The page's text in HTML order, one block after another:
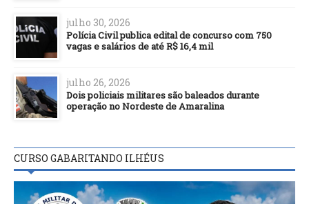
julho 30, 2026
Polícia Civil publica edital de concurso com 750
vagas e salários de até R$ 16,4 mil
julho 26, 2026
Dois policiais militares são baleados durante
operação no Nordeste de Amaralina
CURSO GABARITANDO ILHÉUS